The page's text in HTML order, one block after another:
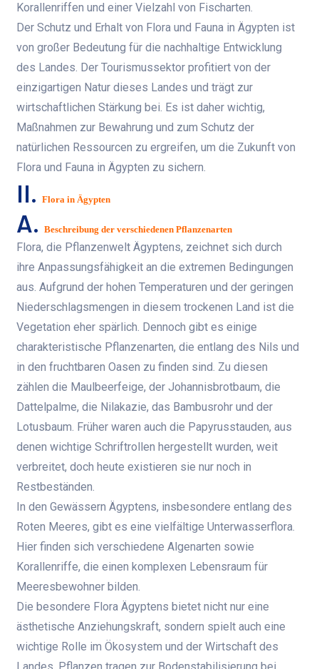
Korallenriffen und einer Vielzahl von Fischarten.
Der Schutz und Erhalt von Flora und Fauna in Ägypten ist
von großer Bedeutung für die nachhaltige Entwicklung
des Landes. Der Tourismussektor profitiert von der
einzigartigen Natur dieses Landes und trägt zur
wirtschaftlichen Stärkung bei. Es ist daher wichtig,
Maßnahmen zur Bewahrung und zum Schutz der
natürlichen Ressourcen zu ergreifen, um die Zukunft von
Flora und Fauna in Ägypten zu sichern.
II.Flora in Ägypten
A.Beschreibung der verschiedenen Pflanzenarten
Flora, die Pflanzenwelt Ägyptens, zeichnet sich durch
ihre Anpassungsfähigkeit an die extremen Bedingungen
aus. Aufgrund der hohen Temperaturen und der geringen
Niederschlagsmengen in diesem trockenen Land ist die
Vegetation eher spärlich. Dennoch gibt es einige
charakteristische Pflanzenarten, die entlang des Nils und
in den fruchtbaren Oasen zu finden sind. Zu diesen
zählen die Maulbeerfeige, der Johannisbrotbaum, die
Dattelpalme, die Nilakazie, das Bambusrohr und der
Lotusbaum. Früher waren auch die Papyrusstauden, aus
denen wichtige Schriftrollen hergestellt wurden, weit
verbreitet, doch heute existieren sie nur noch in
Restbeständen.
In den Gewässern Ägyptens, insbesondere entlang des
Roten Meeres, gibt es eine vielfältige Unterwasserflora.
Hier finden sich verschiedene Algenarten sowie
Korallenriffe, die einen komplexen Lebensraum für
Meeresbewohner bilden.
Die besondere Flora Ägyptens bietet nicht nur eine
ästhetische Anziehungskraft, sondern spielt auch eine
wichtige Rolle im Ökosystem und der Wirtschaft des